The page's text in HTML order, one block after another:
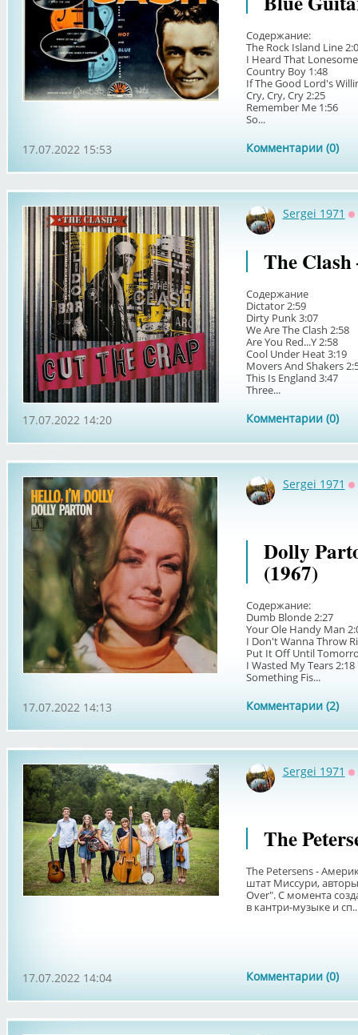
Содержание:
The Rock Island Line
I Heard That
Country Boy 1:48
If The Good Lord's
Cry, Cry, Cry 2:25
Remember Me 1:56
So...
Комментарии (0)
17.07.2022 15:53
Sergei 1971
The
Содержание
Dictator 2:59
Dirty Punk 3:07
We Are The Clash 2:58
Are You Red...Y 2:58
Cool Under Heat 3:19
Movers And Shakers
This Is England 3:47
Three...
Комментарии (0)
17.07.2022 14:20
Sergei 1971
Dolly
(1967)
Содержание:
Dumb Blonde 2:27
Your Ole Handy Man
I Don't Wanna Throw
Put It Off Until
I Wasted My Tears 2:18
Something Fis...
Комментарии (2)
17.07.2022 14:13
Sergei 1971
The
The Petersens -
штат Миссури,
Over". С момента
в кантри-музыке и
Комментарии (0)
17.07.2022 14:04